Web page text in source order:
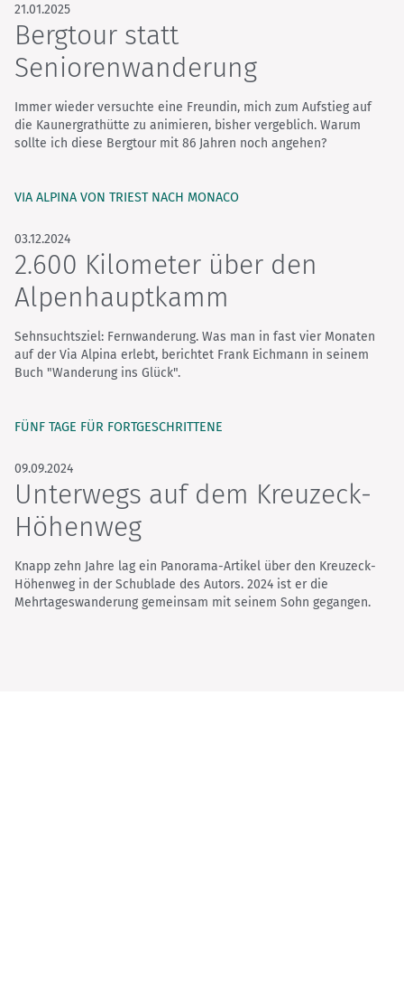
21.01.2025
Bergtour statt
Seniorenwanderung
Immer wieder versuchte eine Freundin, mich zum Aufstieg auf
die Kaunergrathütte zu animieren, bisher vergeblich. Warum
sollte ich diese Bergtour mit 86 Jahren noch angehen?
VIA ALPINA VON TRIEST NACH MONACO
03.12.2024
2.600 Kilometer über den
Alpenhauptkamm
Sehnsuchtsziel: Fernwanderung. Was man in fast vier Monaten
auf der Via Alpina erlebt, berichtet Frank Eichmann in seinem
Buch "Wanderung ins Glück".
FÜNF TAGE FÜR FORTGESCHRITTENE
09.09.2024
Unterwegs auf dem Kreuzeck-
Höhenweg
Knapp zehn Jahre lag ein Panorama-Artikel über den Kreuzeck-
Höhenweg in der Schublade des Autors. 2024 ist er die
Mehrtageswanderung gemeinsam mit seinem Sohn gegangen.